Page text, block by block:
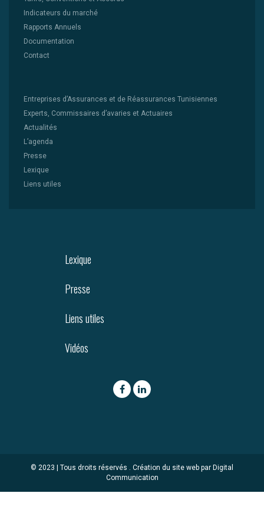
Indicateurs du marché
Rapports Annuels
Documentation
Contact
Entreprises d’Assurances et de Réassurances Tunisiennes
Experts, Commissaires d’avaries et Actuaires
Actualités
L’agenda
Presse
Lexique
Liens utiles
Lexique
Presse
Liens utiles
Vidéos
© 2023 | Tous droits réservés . Création du site web par Digital
Communication